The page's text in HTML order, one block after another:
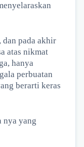
dan pada akhir
atas nikmat
hanya
perbuatan
berarti keras
nya yang